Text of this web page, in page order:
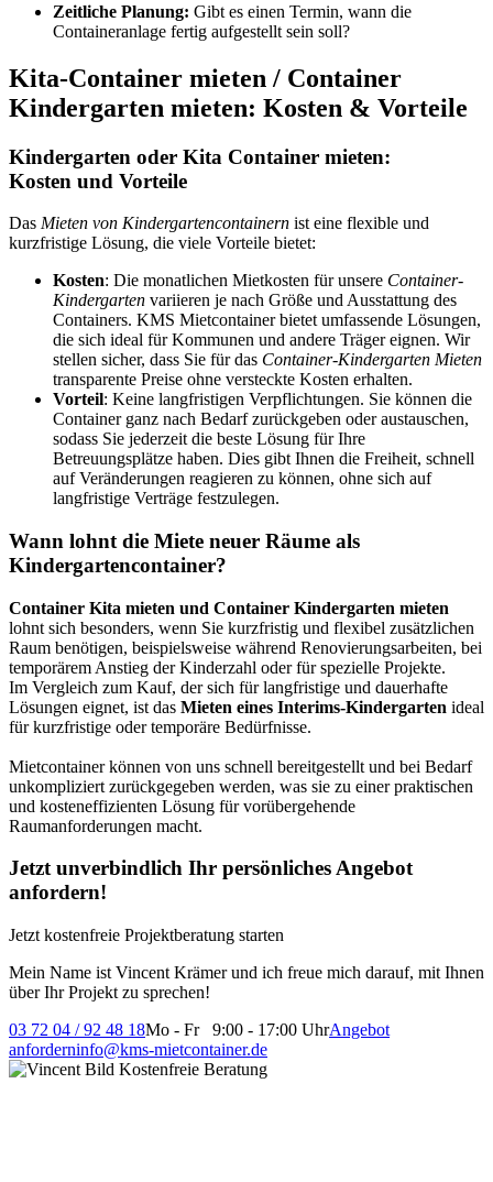
Zeitliche Planung: Gibt es einen Termin, wann die
Containeranlage fertig aufgestellt sein soll?
Kita-Container mieten / Container
Kindergarten mieten: Kosten & Vorteile
Kindergarten oder Kita Container mieten:
Kosten und Vorteile
Das Mieten von Kindergartencontainern ist eine flexible und
kurzfristige Lösung, die viele Vorteile bietet:
Kosten: Die monatlichen Mietkosten für unsere Container-
Kindergarten variieren je nach Größe und Ausstattung des
Containers. KMS Mietcontainer bietet umfassende Lösungen,
die sich ideal für Kommunen und andere Träger eignen. Wir
stellen sicher, dass Sie für das Container-Kindergarten Mieten
transparente Preise ohne versteckte Kosten erhalten.
Vorteil: Keine langfristigen Verpflichtungen. Sie können die
Container ganz nach Bedarf zurückgeben oder austauschen,
sodass Sie jederzeit die beste Lösung für Ihre
Betreuungsplätze haben. Dies gibt Ihnen die Freiheit, schnell
auf Veränderungen reagieren zu können, ohne sich auf
langfristige Verträge festzulegen.
Wann lohnt die Miete neuer Räume als
Kindergartencontainer?
Container Kita mieten und Container Kindergarten mieten
lohnt sich besonders, wenn Sie kurzfristig und flexibel zusätzlichen
Raum benötigen, beispielsweise während Renovierungsarbeiten, bei
temporärem Anstieg der Kinderzahl oder für spezielle Projekte.
Im Vergleich zum Kauf, der sich für langfristige und dauerhafte
Lösungen eignet, ist das Mieten eines Interims-Kindergarten ideal
für kurzfristige oder temporäre Bedürfnisse.
Mietcontainer können von uns schnell bereitgestellt und bei Bedarf
unkompliziert zurückgegeben werden, was sie zu einer praktischen
und kosteneffizienten Lösung für vorübergehende
Raumanforderungen macht.
Jetzt unverbindlich Ihr persönliches Angebot
anfordern!
Jetzt kostenfreie Projektberatung starten
Mein Name ist Vincent Krämer und ich freue mich darauf, mit Ihnen
über Ihr Projekt zu sprechen!
03 72 04 / 92 48 18Mo - Fr 9:00 - 17:00 UhrAngebot
anforderninfo@kms-mietcontainer.de